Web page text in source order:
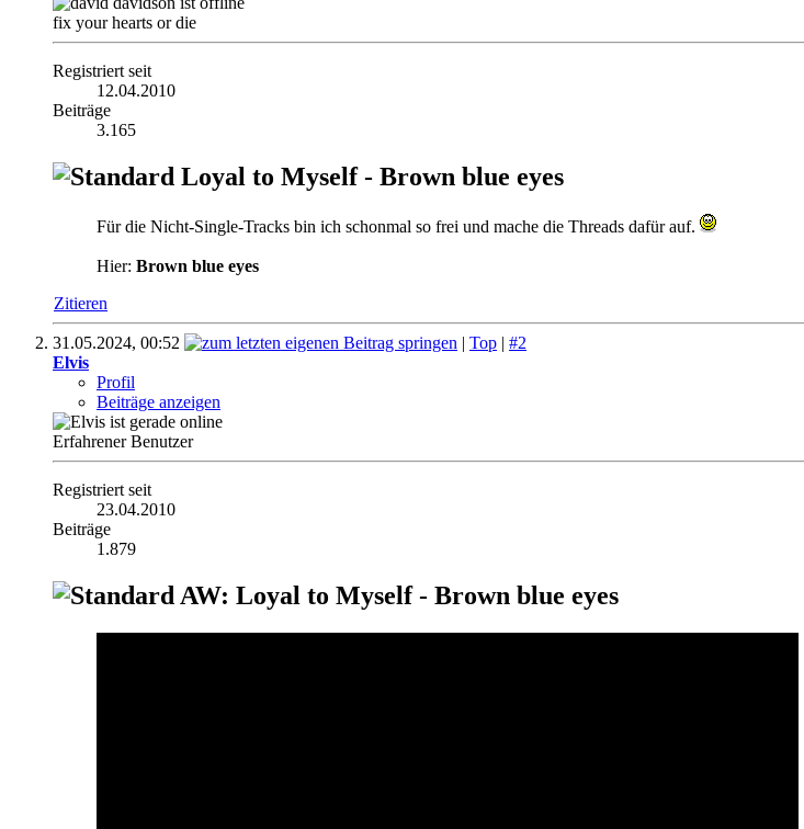
fix your hearts or die
Registriert seit
12.04.2010
Beiträge
3.165
Loyal to Myself - Brown blue eyes
Für die Nicht-Single-Tracks bin ich schonmal so frei und mache die Threads dafür auf.
Hier: Brown blue eyes
Zitieren
31.05.2024, 00:52 | Top | #2
Elvis
Profil
Beiträge anzeigen
Erfahrener Benutzer
Registriert seit
23.04.2010
Beiträge
1.879
AW: Loyal to Myself - Brown blue eyes